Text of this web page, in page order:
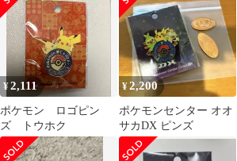
¥2,111
ポケモン ロゴピン
ズ トウホク
¥2,200
ポケモンセンター オオ
サカDX ピンズ